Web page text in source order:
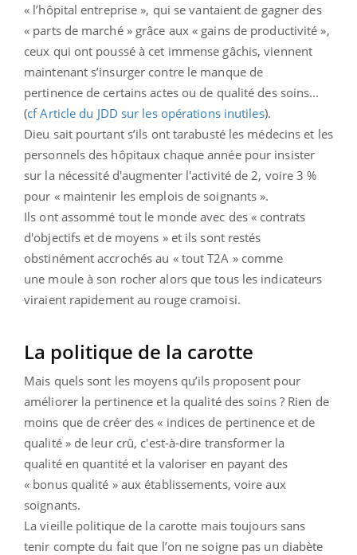
« l’hôpital entreprise », qui se vantaient de gagner des
« parts de marché » grâce aux « gains de productivité »,
ceux qui ont poussé à cet immense gâchis, viennent
maintenant s’insurger contre le manque de
pertinence de certains actes ou de qualité des soins...
(cf Article du JDD sur les opérations inutiles).
Dieu sait pourtant s’ils ont tarabusté les médecins et les
personnels des hôpitaux chaque année pour insister
sur la nécessité d'augmenter l'activité de 2, voire 3 %
pour « maintenir les emplois de soignants ».
Ils ont assommé tout le monde avec des « contrats
d'objectifs et de moyens » et ils sont restés
obstinément accrochés au « tout T2A » comme
une moule à son rocher alors que tous les indicateurs
viraient rapidement au rouge cramoisi.
La politique de la carotte
Mais quels sont les moyens qu’ils proposent pour
améliorer la pertinence et la qualité des soins ? Rien de
moins que de créer des « indices de pertinence et de
qualité » de leur crû, c'est-à-dire transformer la
qualité en quantité et la valoriser en payant des
« bonus qualité » aux établissements, voire aux
soignants.
La vieille politique de la carotte mais toujours sans
tenir compte du fait que l’on ne soigne pas un diabète